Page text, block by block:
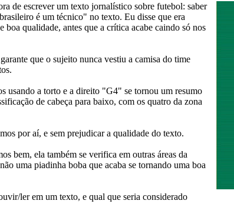
de escrever um texto jornalístico sobre futebol: saber
é um técnico" no texto. Eu disse que era
qualidade, antes que a crítica acabe caindo só nos
que o sujeito nunca vestiu a camisa do time
usando a torto e a direito "G4" se tornou um resumo
de cabeça para baixo, com os quatro da zona
por aí, e sem prejudicar a qualidade do texto.
bem, ela também se verifica em outras áreas da
uma piadinha boba que acaba se tornando uma boa
ler em um texto, e qual que seria considerado